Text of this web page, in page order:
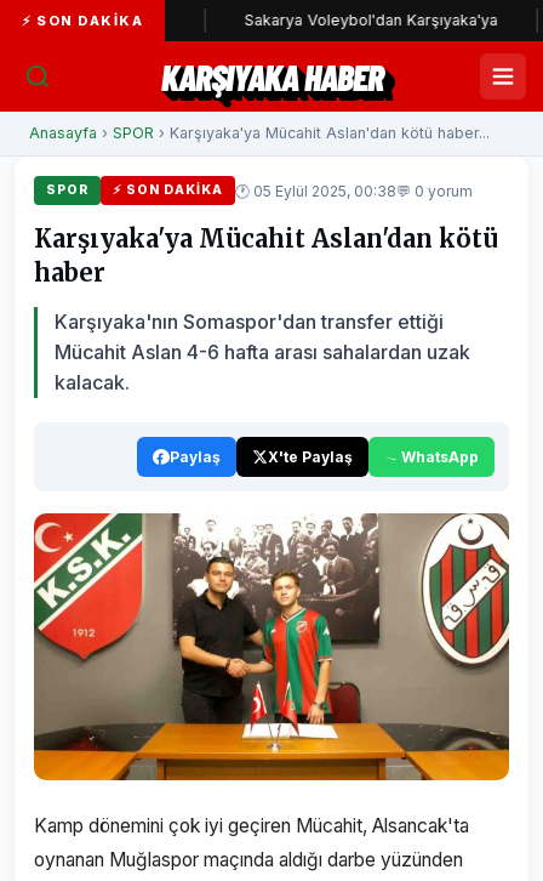
⚡ SON DAKIKA
yolunda Sakarya Voleybol'dan Karşıyaka'ya
KARŞIYAKA HABER
Anasayfa › SPOR › Karşıyaka'ya Mücahit Aslan'dan kötü haber...
SPOR ⚡ SON DAKIKA 🕐 05 Eylül 2025, 00:38💬 0 yorum
Karşıyaka'ya Mücahit Aslan'dan kötü
haber
Karşıyaka'nın Somaspor'dan transfer ettiği
Mücahit Aslan 4-6 hafta arası sahalardan uzak
kalacak.
Paylaş X'te Paylaş WhatsApp
Kamp dönemini çok iyi geçiren Mücahit, Alsancak'ta
oynanan Muğlaspor maçında aldığı darbe yüzünden